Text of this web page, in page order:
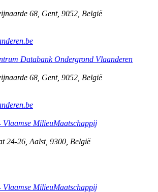
68 Gent, 9052 België
Databank Ondergrond Vlaanderen
68 Gent, 9052 België
Vlaamse MilieuMaatschappij
24-26 Aalst, 9300 België
Vlaamse MilieuMaatschappij